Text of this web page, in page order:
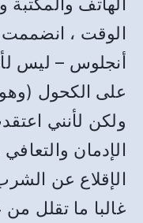
الوقت ،
أنجلوس – ليس
على الكحول (
ولكن لأنني
الإدمان
الإقلاع عن
غالبا ما تقلل من